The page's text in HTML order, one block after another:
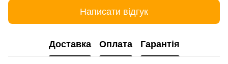
Написати відгук
Доставка Оплата Гарантія